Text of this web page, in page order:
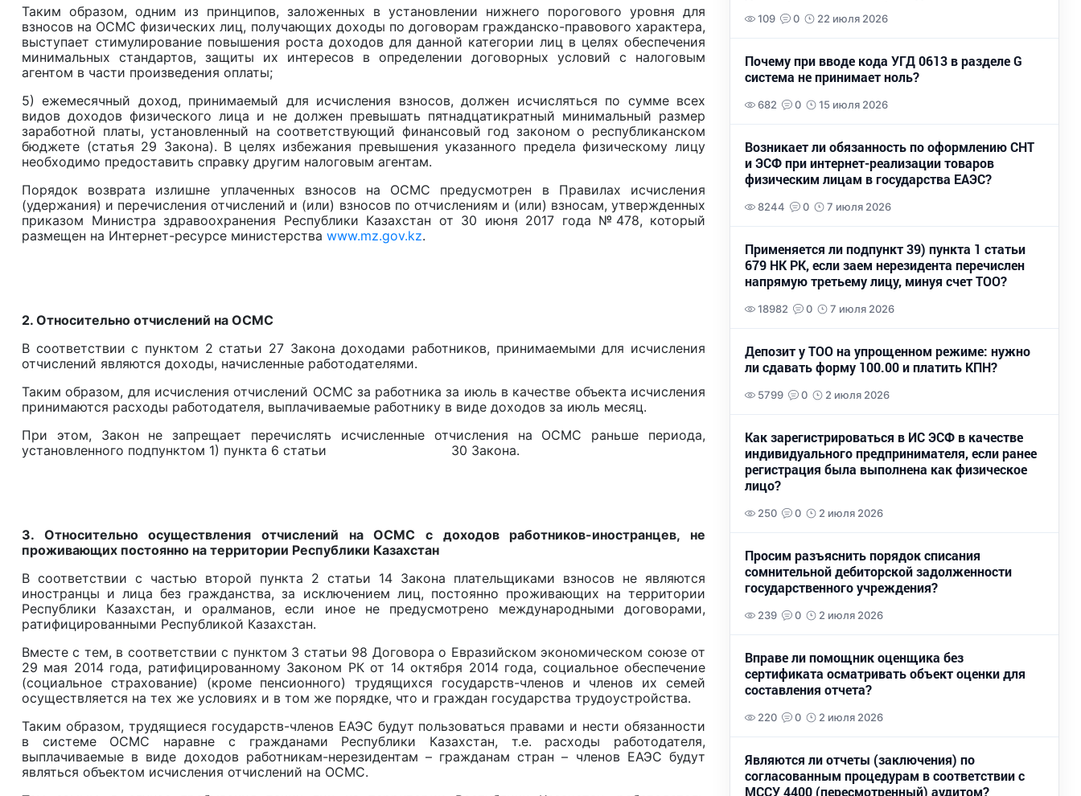
Таким образом, одним из принципов, заложенных в установлении нижнего порогового уровня для
взносов на ОСМС физических лиц, получающих доходы по договорам гражданско-правового характера,
выступает стимулирование повышения роста доходов для данной категории лиц в целях обеспечения
минимальных стандартов, защиты их интересов в определении договорных условий с налоговым
агентом в части произведения оплаты;
5) ежемесячный доход, принимаемый для исчисления взносов, должен исчисляться по сумме всех
видов доходов физического лица и не должен превышать пятнадцатикратный минимальный размер
заработной платы, установленный на соответствующий финансовый год законом о республиканском
бюджете (статья 29 Закона). В целях избежания превышения указанного предела физическому лицу
необходимо предоставить справку другим налоговым агентам.
Порядок возврата излишне уплаченных взносов на ОСМС предусмотрен в Правилах исчисления
(удержания) и перечисления отчислений и (или) взносов по отчислениям и (или) взносам, утвержденных
приказом Министра здравоохранения Республики Казахстан от 30 июня 2017 года №478, который
размещен на Интернет-ресурсе министерства www.mz.gov.kz.
2. Относительно отчислений на ОСМС
В соответствии с пунктом 2 статьи 27 Закона доходами работников, принимаемыми для исчисления
отчислений являются доходы, начисленные работодателями.
Таким образом, для исчисления отчислений ОСМС за работника за июль в качестве объекта исчисления
принимаются расходы работодателя, выплачиваемые работнику в виде доходов за июль месяц.
При этом, Закон не запрещает перечислять исчисленные отчисления на ОСМС раньше периода,
установленного подпунктом 1) пункта 6 статьи 30 Закона.
3. Относительно осуществления отчислений на ОСМС с доходов работников-иностранцев, не
проживающих постоянно на территории Республики Казахстан
В соответствии с частью второй пункта 2 статьи 14 Закона плательщиками взносов не являются
иностранцы и лица без гражданства, за исключением лиц, постоянно проживающих на территории
Республики Казахстан, и оралманов, если иное не предусмотрено международными договорами,
ратифицированными Республикой Казахстан.
Вместе с тем, в соответствии с пунктом 3 статьи 98 Договора о Евразийском экономическом союзе от
29 мая 2014 года, ратифицированному Законом РК от 14 октября 2014 года, социальное обеспечение
(социальное страхование) (кроме пенсионного) трудящихся государств-членов и членов их семей
осуществляется на тех же условиях и в том же порядке, что и граждан государства трудоустройства.
Таким образом, трудящиеся государств-членов ЕАЭС будут пользоваться правами и нести обязанности
в системе ОСМС наравне с гражданами Республики Казахстан, т.е. расходы работодателя,
выплачиваемые в виде доходов работникам-нерезидентам – гражданам стран – членов ЕАЭС будут
являться объектом исчисления отчислений на ОСМС.
109 0 22 июля 2026
Почему при вводе кода УГД 0613 в разделе G
система не принимает ноль?
682 0 15 июля 2026
Возникает ли обязанность по оформлению СНТ
и ЭСФ при интернет-реализации товаров
физическим лицам в государства ЕАЭС?
8244 0 7 июля 2026
Применяется ли подпункт 39) пункта 1 статьи
679 НК РК, если заем нерезидента перечислен
напрямую третьему лицу, минуя счет ТОО?
18982 0 7 июля 2026
Депозит у ТОО на упрощенном режиме: нужно
ли сдавать форму 100.00 и платить КПН?
5799 0 2 июля 2026
Как зарегистрироваться в ИС ЭСФ в качестве
индивидуального предпринимателя, если ранее
регистрация была выполнена как физическое
лицо?
250 0 2 июля 2026
Просим разъяснить порядок списания
сомнительной дебиторской задолженности
государственного учреждения?
239 0 2 июля 2026
Вправе ли помощник оценщика без
сертификата осматривать объект оценки для
составления отчета?
220 0 2 июля 2026
Являются ли отчеты (заключения) по
согласованным процедурам в соответствии с
МССУ 4400 (пересмотренный) аудитом?